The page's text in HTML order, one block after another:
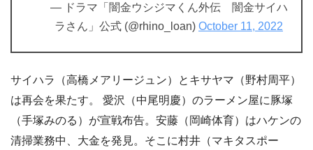
— ドラマ「闇金ウシジマくん外伝 闇金サイハ
ラさん」公式 (@rhino_loan) October 11, 2022
サイハラ（高橋メアリージュン）とキサヤマ（野村周平）
は再会を果たす。 愛沢（中尾明慶）のラーメン屋に豚塚
（手塚みのる）が宣戦布告。安藤（岡崎体育）はハケンの
清掃業務中、大金を発見。そこに村井（マキタスポー